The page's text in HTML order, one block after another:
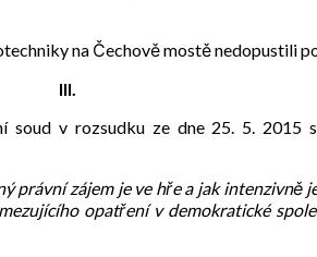
na Čechově mostě nedopustili
III.
soud v rozsudku ze dne 25. 5.
zájem je ve hře a jak
opatření v demokratické